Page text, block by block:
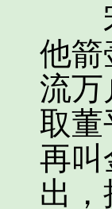
宋
他箭
流万
取董
再叫
出